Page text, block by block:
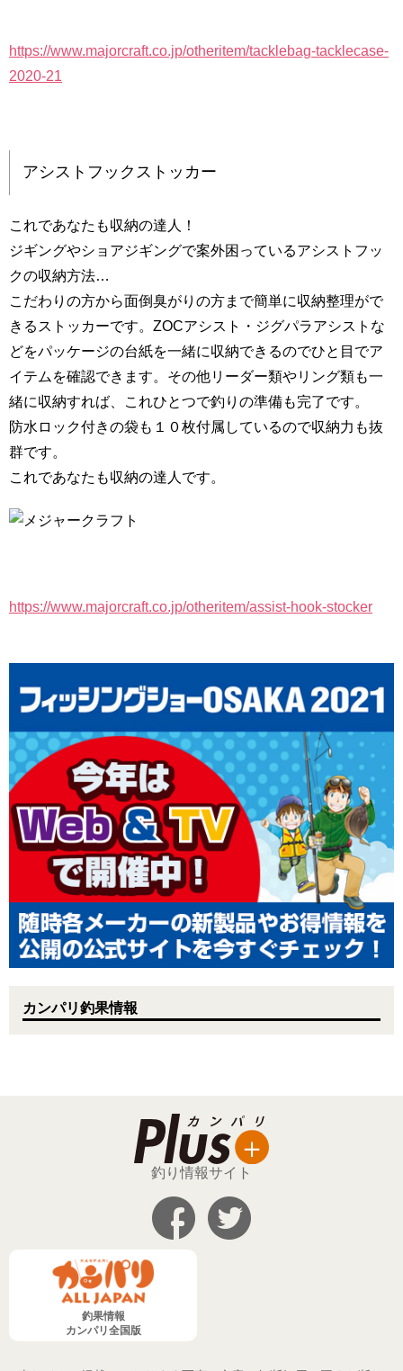
https://www.majorcraft.co.jp/otheritem/tacklebag-tacklecase-
2020-21
アシストフックストッカー
これであなたも収納の達人！
ジギングやショアジギングで案外困っているアシストフッ
クの収納方法…
こだわりの方から面倒臭がりの方まで簡単に収納整理がで
きるストッカーです。ZOCアシスト・ジグパラアシストな
どをパッケージの台紙を一緒に収納できるのでひと目でア
イテムを確認できます。その他リーダー類やリング類も一
緒に収納すれば、これひとつで釣りの準備も完了です。
防水ロック付きの袋も１０枚付属しているので収納力も抜
群です。
これであなたも収納の達人です。
https://www.majorcraft.co.jp/otheritem/assist-hook-stocker
カンパリ釣果情報
釣り情報サイト
釣果情報
カンパリ全国版